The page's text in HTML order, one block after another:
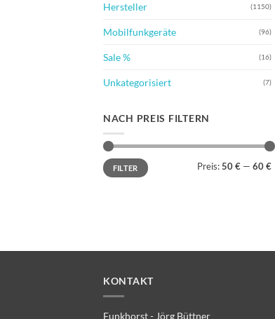
Hersteller (1150)
Mobilfunkgeräte (96)
Sale % (16)
Unkategorisiert (7)
NACH PREIS FILTERN
Min.
Preis
Max.
PreisFILTER Preis: 50 € — 60 €
KONTAKT
Funkhorst - Jörg Büttner